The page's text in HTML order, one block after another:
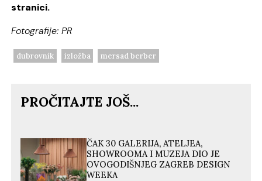
stranici.
Fotografije: PR
dubrovnik izložba mersad berber
PROČITAJTE JOŠ...
ČAK 30 GALERIJA, ATELJEA,
SHOWROOMA I MUZEJA DIO JE
OVOGODIŠNJEG ZAGREB DESIGN
WEEKA